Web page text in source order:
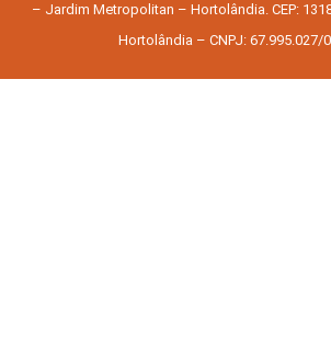
– Jardim Metropolitan – Hortolândia. CEP:
Hortolândia – CNPJ: 67.995.027/